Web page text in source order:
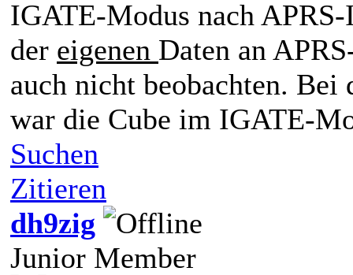
IGATE-Modus nach APRS-
der eigenen Daten an
auch nicht beobachten. Bei
war die Cube im IGATE-
Suchen
Zitieren
dh9zig
Junior Member